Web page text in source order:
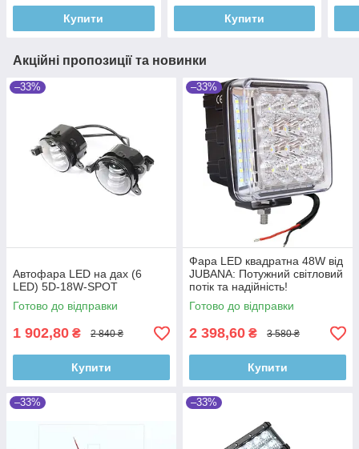
Купити Купити
Акційні пропозиції та новинки
–33%
Автофара LED на дах (6
LED) 5D-18W-SPOT
Готово до відправки
1 902,80 ₴ 2 840 ₴
Купити
–33%
Фара LED квадратна 48W від
JUBANA: Потужний світловий
потік та надійність!
Готово до відправки
2 398,60 ₴ 3 580 ₴
Купити
–33% –33%